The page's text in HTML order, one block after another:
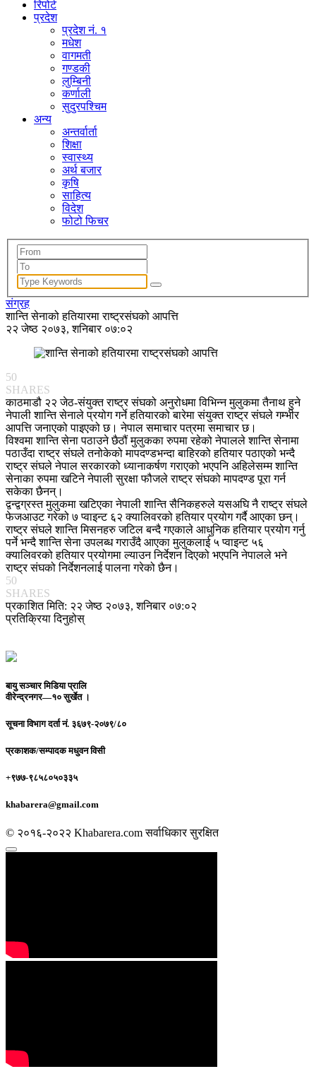
रिपोर्ट
प्रदेश
प्रदेश नं. १
मधेश
वागमती
गण्डकी
लुम्बिनी
कर्णाली
सुदुरपश्चिम
अन्य
अन्तर्वार्ता
शिक्षा
स्वास्थ्य
अर्थ बजार
कृषि
साहित्य
विदेश
फोटो फिचर
संग्रह
शान्ति सेनाको हतियारमा राष्ट्रसंघको आपत्ति
२२ जेष्ठ २०७३, शनिबार ०७:०२
50
SHARES
काठमाडौ २२ जेठ-संयुक्त राष्ट्र संघको अनुरोधमा विभिन्न मुलुकमा तैनाथ हुने
नेपाली शान्ति सेनाले प्रयोग गर्ने हतियारको बारेमा संयुक्त राष्ट्र संघले गम्भीर
आपत्ति जनाएको पाइएको छ। नेपाल समाचार पत्रमा समाचार छ।
विश्वमा शान्ति सेना पठाउने छैठौं मुलुकका रुपमा रहेको नेपालले शान्ति सेनामा
पठाउँदा राष्ट्र संघले तनोकेको मापदण्डभन्दा बाहिरको हतियार पठाएको भन्दै
राष्ट्र संघले नेपाल सरकारको ध्यानाकर्षण गराएको भएपनि अहिलेसम्म शान्ति
सेनाका रुपमा खटिने नेपाली सुरक्षा फौजले राष्ट्र संघको मापदण्ड पूरा गर्न
सकेका छैनन्।
द्वन्द्वग्रस्त मुलुकमा खटिएका नेपाली शान्ति सैनिकहरुले यसअघि नै राष्ट्र संघले
फेजआउट गरेको ७ प्वाइन्ट ६२ क्यालिवरको हतियार प्रयोग गर्दै आएका छन्।
राष्ट्र संघले शान्ति मिसनहरु जटिल बन्दै गएकाले आधुनिक हतियार प्रयोग गर्नु
पर्ने भन्दै शान्ति सेना उपलब्ध गराउँदै आएका मुलुकलाई ५ प्वाइन्ट ५६
क्यालिवरको हतियार प्रयोगमा ल्याउन निर्देशन दिएको भएपनि नेपालले भने
राष्ट्र संघको निर्देशनलाई पालना गरेको छैन।
50
SHARES
प्रकाशित मिति: २२ जेष्ठ २०७३, शनिबार ०७:०२
प्रतिक्रिया दिनुहोस्
बायु सञ्चार मिडिया प्रालि
वीरेन्द्रनगर—१० सुर्खेत ।
सूचना विभाग दर्ता नं. ३६७९-२०७९/८०
प्रकाशक/सम्पादकमधुवन विसी
+९७७-९८५८०५०३३५
khabarera@gmail.com
© २०१६-२०२२ Khabarera.com सर्वाधिकार सुरक्षित